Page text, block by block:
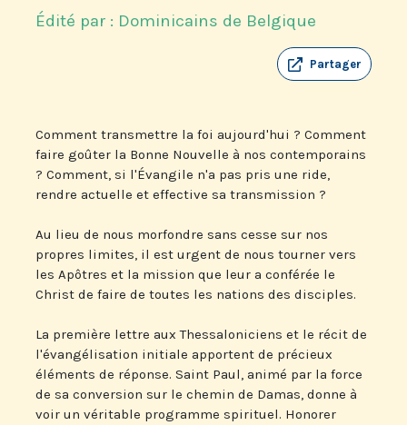
Édité par : Dominicains de Belgique
Partager
Comment transmettre la foi aujourd'hui ? Comment
faire goûter la Bonne Nouvelle à nos contemporains
? Comment, si l'Évangile n'a pas pris une ride,
rendre actuelle et effective sa transmission ?
Au lieu de nous morfondre sans cesse sur nos
propres limites, il est urgent de nous tourner vers
les Apôtres et la mission que leur a conférée le
Christ de faire de toutes les nations des disciples.
La première lettre aux Thessaloniciens et le récit de
l'évangélisation initiale apportent de précieux
éléments de réponse. Saint Paul, animé par la force
de sa conversion sur le chemin de Damas, donne à
voir un véritable programme spirituel. Honorer